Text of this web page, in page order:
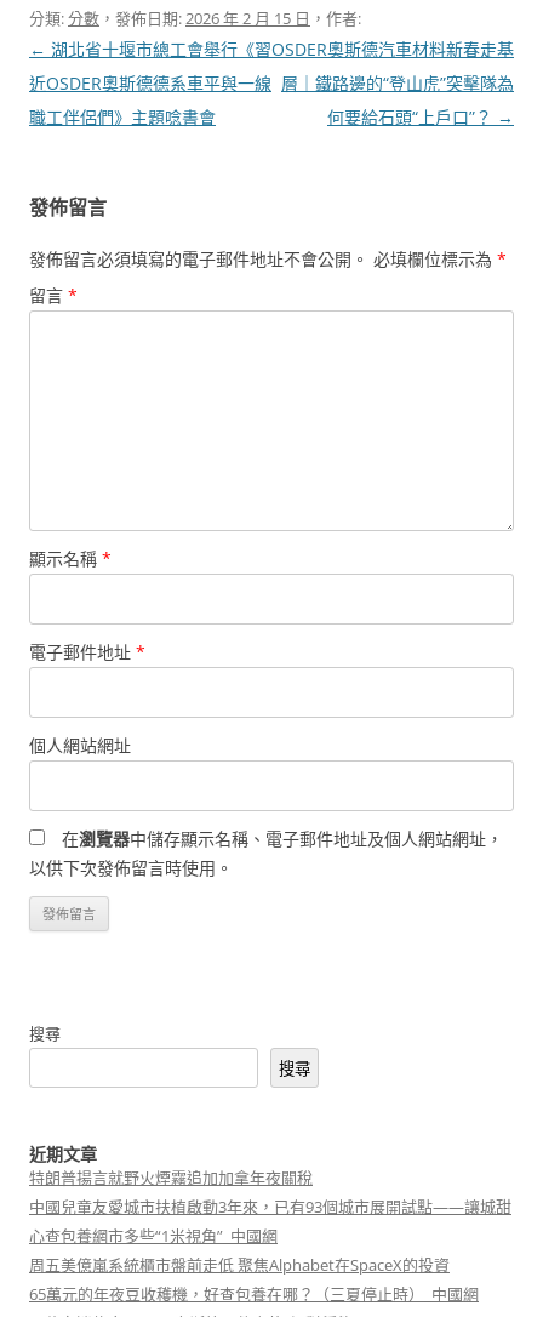
分類:分數 ，發佈日期:2026 年 2 月 15 日 ，作者:
文
章
導
← 湖北省十堰市總工會舉行《習
近OSDER奧斯德德系車平與一線
職工伴侶們》主題唸書會
OSDER奧斯德汽車材料新春走基
層｜鐵路邊的“登山虎”突擊隊為
何要給石頭“上戶口”？ →
發佈留言
發佈留言必須填寫的電子郵件地址不會公開。 必填欄位標示為 *
留言 *
顯示名稱 *
電子郵件地址 *
個人網站網址
在瀏覽器中儲存顯示名稱、電子郵件地址及個人網站網址，
以供下次發佈留言時使用。
搜尋
搜尋
近期文章
特朗普揚言就野火煙霧追加加拿年夜關稅
中國兒童友愛城市扶植啟動3年來，已有93個城市展開試點——讓城甜
心查包養網市多些“1米視角”_中國網
周五美億嵐系統櫃市盤前走低 聚焦Alphabet在SpaceX的投資
65萬元的年夜豆收穫機，好查包養在哪？（三夏停止時）_中國網